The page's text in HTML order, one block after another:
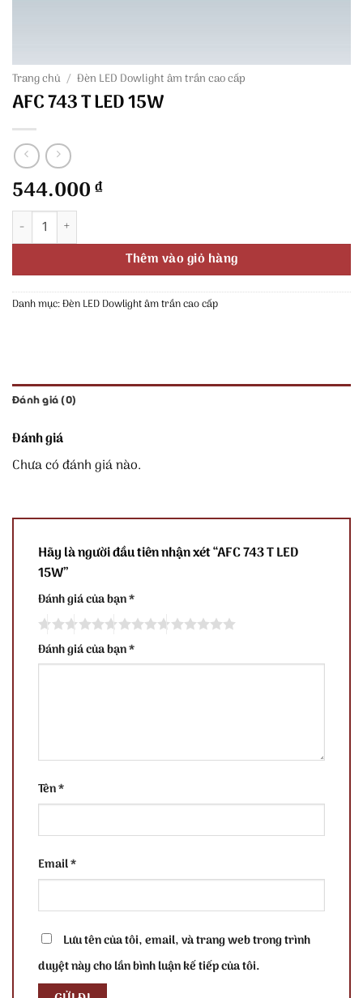
Trang chủ / Đèn LED Dowlight âm trần cao cấp
AFC 743 T LED 15W
544.000 ₫
AFC 743 T LED 15W số lượng
Thêm vào giỏ hàng
Danh mục:Đèn LED Dowlight âm trần cao cấp
Đánh giá (0)
Đánh giá
Chưa có đánh giá nào.
Hãy là người đầu tiên nhận xét “AFC 743 T LED
15W”
Đánh giá của bạn*
Đánh giá của bạn*
Tên*
Email*
Lưu tên của tôi, email, và trang web trong trình
duyệt này cho lần bình luận kế tiếp của tôi.